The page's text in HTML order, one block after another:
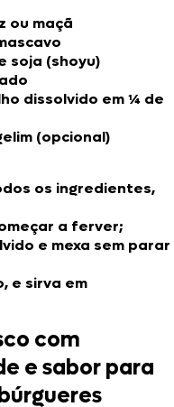
ou maçã
soja (shoyu)
dissolvido em ¼ de
(opcional)
os ingredientes,
a ferver;
e mexa sem parar
e sirva em
com
e sabor para